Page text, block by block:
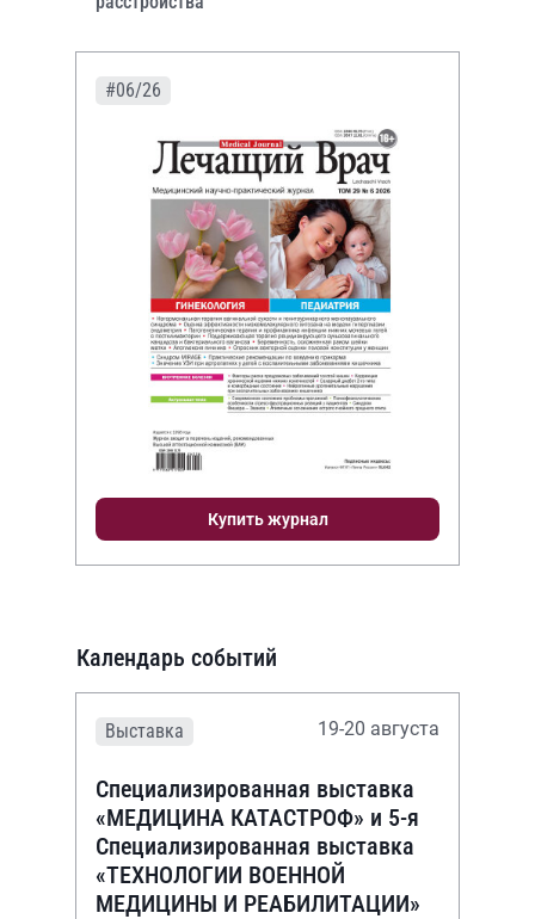
#06/26
Купить журнал
Календарь событий
Выставка 19-20 августа
Специализированная выставка
«МЕДИЦИНА КАТАСТРОФ» и 5-я
Специализированная выставка
«ТЕХНОЛОГИИ ВОЕННОЙ
МЕДИЦИНЫ И РЕАБИЛИТАЦИИ»